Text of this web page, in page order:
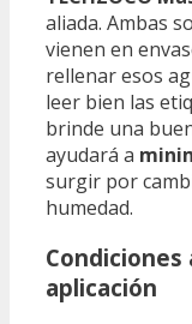
aliada. Ambas
vienen en
rellenar esos
leer bien las
brinde una
ayudará a
surgir por
humedad.
aplicación